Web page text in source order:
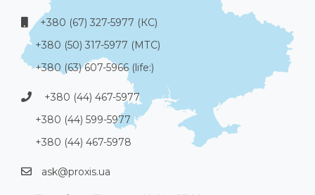
+380 (67) 327-5977 (КС)
+380 (50) 317-5977 (МТС)
+380 (63) 607-5966 (life:)
+380 (44) 467-5977
+380 (44) 599-5977
+380 (44) 467-5978
ask@proxis.ua